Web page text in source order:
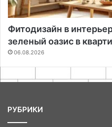
Фитодизайн в
зеленый оазис в
06.08.2026
РУБРИКИ